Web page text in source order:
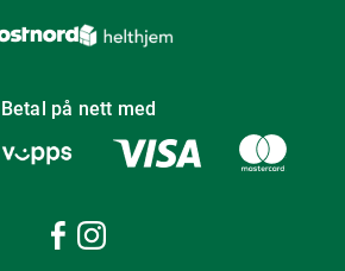
Betal på nett med